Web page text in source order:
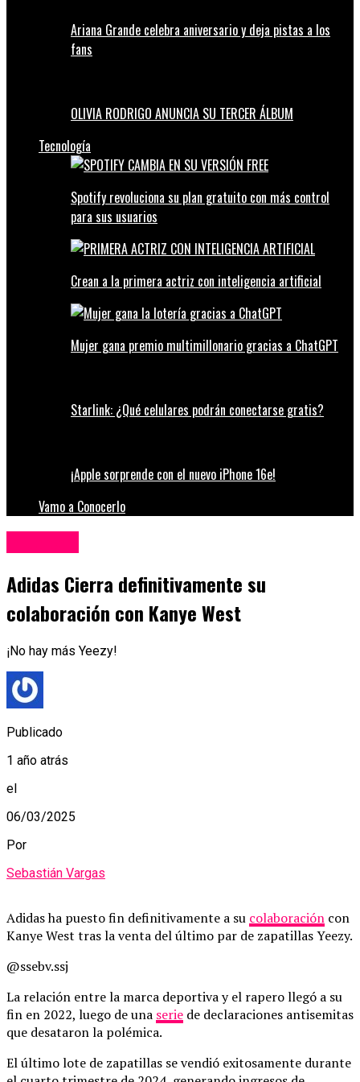
Ariana Grande celebra aniversario y deja pistas a los
fans
OLIVIA RODRIGO ANUNCIA SU TERCER ÁLBUM
Tecnología
Spotify revoluciona su plan gratuito con más control
para sus usuarios
Crean a la primera actriz con inteligencia artificial
Mujer gana premio multimillonario gracias a ChatGPT
Starlink: ¿Qué celulares podrán conectarse gratis?
¡Apple sorprende con el nuevo iPhone 16e!
Vamo a Conocerlo
Adidas Cierra definitivamente su
colaboración con Kanye West
¡No hay más Yeezy!
Publicado
1 año atrás
el
06/03/2025
Por
Sebastián Vargas
Adidas ha puesto fin definitivamente a su colaboración con
Kanye West tras la venta del último par de zapatillas Yeezy.
@ssebv.ssj
La relación entre la marca deportiva y el rapero llegó a su
fin en 2022, luego de una serie de declaraciones antisemitas
que desataron la polémica.
El último lote de zapatillas se vendió exitosamente durante